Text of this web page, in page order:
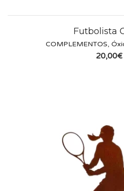
Futbolista
COMPLEMENTOS,
20,00€